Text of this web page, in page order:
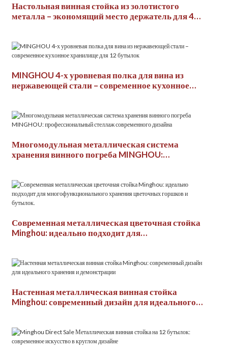
Настольная винная стойка из золотистого
металла – экономящий место держатель для 4
MINGHOU 4-х уровневая полка для вина из
нержавеющей стали – современное кухонное
Многомодульная металлическая система
хранения винного погреба MINGHOU:
Современная металлическая цветочная стойка
Minghou: идеально подходит для
Настенная металлическая винная стойка
Minghou: современный дизайн для идеального